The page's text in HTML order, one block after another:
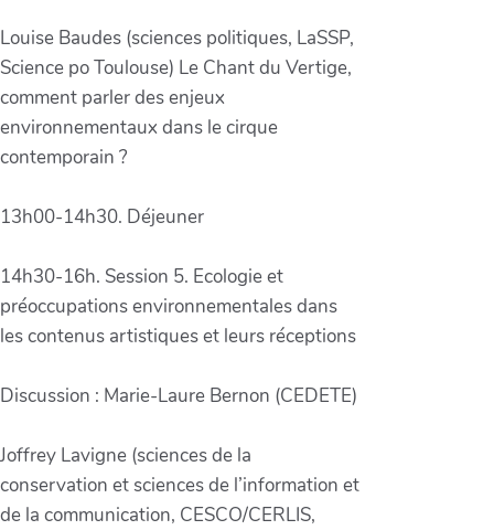
Louise Baudes (sciences politiques, LaSSP,
Science po Toulouse) Le Chant du Vertige,
comment parler des enjeux
environnementaux dans le cirque
contemporain ?
13h00-14h30. Déjeuner
14h30-16h. Session 5. Ecologie et
préoccupations environnementales dans
les contenus artistiques et leurs réceptions
Discussion : Marie-Laure Bernon (CEDETE)
Joffrey Lavigne (sciences de la
conservation et sciences de l’information et
de la communication, CESCO/CERLIS,